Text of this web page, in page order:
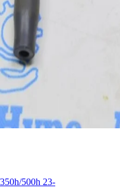
500h 23-